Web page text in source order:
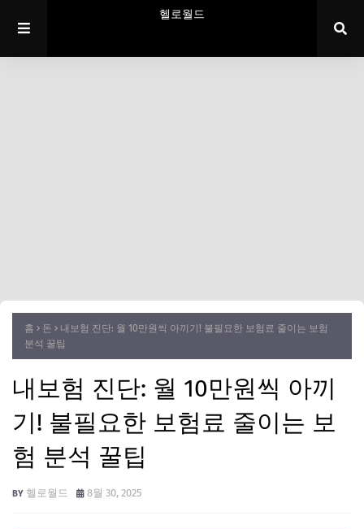
헬로월드
홈 돈
내보험 진단: 월 10만원씩 아끼기! 불필요한 보험료 줄이는 보험
분석 꿀팁
내보험 진단: 월 10만원씩 아끼
기! 불필요한 보험료 줄이는 보
험 분석 꿀팁
헬로월드 8월 30, 2025